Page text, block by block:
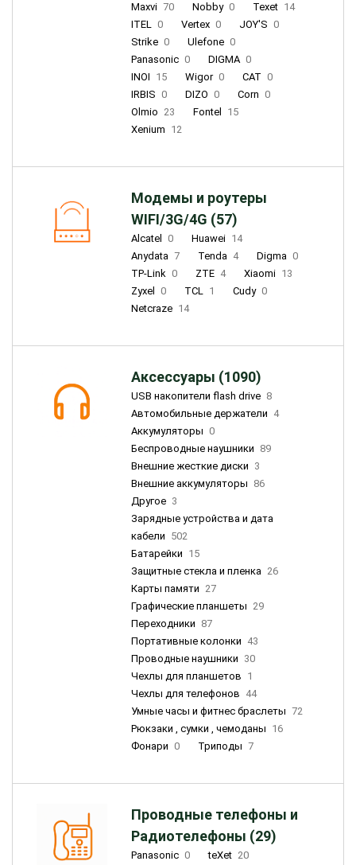
Maxvi 70 Nobby 0 Texet 14
ITEL 0 Vertex 0 JOY'S 0
Strike 0 Ulefone 0
Panasonic 0 DIGMA 0
INOI 15 Wigor 0 CAT 0
IRBIS 0 DIZO 0 Corn 0
Olmio 23 Fontel
15
Xenium 12
Модемы и роутеры
WIFI/3G/4G (57)
Alcatel 0 Huawei 14
Anydata 7 Tenda 4 Digma 0
TP-Link 0 ZTE 4 Xiaomi 13
Zyxel
0 TCL 1 Cudy 0
Netcraze 14
Аксессуары (1090)
USB накопители flash drive 8
Автомобильные держатели 4
Аккумуляторы 0
Беспроводные наушники 89
Внешние жесткие диски 3
Внешние аккумуляторы 86
Другое 3
Зарядные устройства и дата
кабели 502
Батарейки 15
Защитные стекла и пленка 26
Карты памяти 27
Графические планшеты 29
Переходники 87
Портативные колонки 43
Проводные наушники 30
Чехлы для планшетов 1
Чехлы для телефонов 44
Умные часы и фитнес браслеты 72
Рюкзаки , сумки , чемоданы 16
Фонари 0 Триподы 7
Проводные телефоны и
Радиотелефоны (29)
Panasonic 0 teXet 20